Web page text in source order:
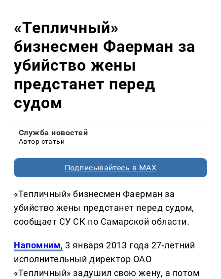
«Тепличный»
бизнесмен Фаерман за
убийство жены
предстанет перед
судом
Служба новостей
Автор статьи
Подписывайтесь в MAX
«Тепличный» бизнесмен Фаерман за
убийство жены предстанет перед судом,
сообщает СУ СК по Самарской области.
Напомним, 3 января 2013 года 27-летний
исполнительный директор ОАО
«Тепличный» задушил свою жену, а потом